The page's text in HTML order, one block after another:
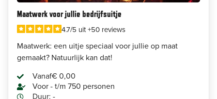
Maatwerk voor jullie bedrijfsuitje
4.7/5 uit +50 reviews
Maatwerk: een uitje speciaal voor jullie op maat
gemaakt? Natuurlijk kan dat!
Vanaf€ 0,00
Voor - t/m 750 personen
Duur: -